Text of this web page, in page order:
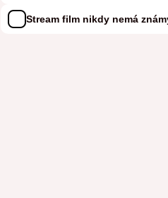
Stream film nikdy nemá